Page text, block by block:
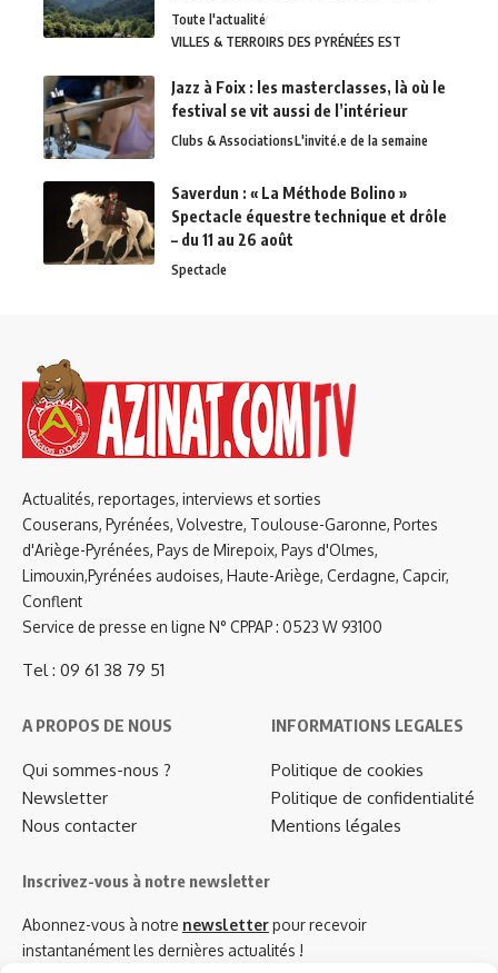
Toute l'actualité
VILLES & TERROIRS DES PYRÉNÉES EST
Jazz à Foix : les masterclasses, là où le
festival se vit aussi de l’intérieur
Clubs & AssociationsL'invité.e de la semaine
Saverdun : « La Méthode Bolino »
Spectacle équestre technique et drôle
– du 11 au 26 août
Spectacle
Actualités, reportages, interviews et sorties
Couserans, Pyrénées, Volvestre, Toulouse-Garonne, Portes
d'Ariège-Pyrénées, Pays de Mirepoix, Pays d'Olmes,
Limouxin,Pyrénées audoises, Haute-Ariège, Cerdagne, Capcir,
Conflent
Service de presse en ligne N° CPPAP : 0523 W 93100
Tel : 09 61 38 79 51
A PROPOS DE NOUS
Qui sommes-nous ?
Newsletter
Nous contacter
INFORMATIONS LEGALES
Politique de cookies
Politique de confidentialité
Mentions légales
Inscrivez-vous à notre newsletter
Abonnez-vous à notre newsletterpour recevoir
instantanément les dernières actualités !